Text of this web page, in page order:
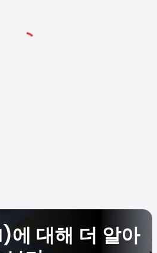
에 대해 더 알아